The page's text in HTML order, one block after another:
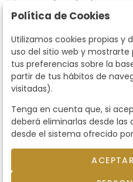
Acepto los Términos y
privacidad
Según la LOPD y disposiciones
datos personales serán tratados
finalidad de gestionar la relación
derechos de acceso,
derechos en los términos
dirigiéndote a nosotros.
llamando al teléfono 915159584
info@subastassegre.es
Este sitio está protegido por
Términos de
© 2026
Política de Cookies
Utilizamos cookies propias y
uso del sitio web y
tus preferencias sobre la
partir de tus hábitos de
visitadas).
Tenga en cuenta que, si
deberá eliminarlas desde las
desde el sistema ofrecido